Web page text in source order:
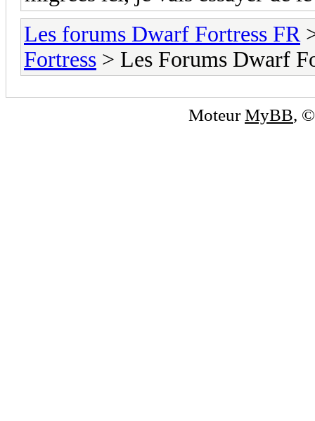
Les forums Dwarf Fortress FR
Fortress > Les Forums Dwarf
MoteurMyBB,